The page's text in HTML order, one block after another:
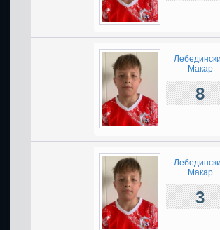
Макар
8
Макар
3